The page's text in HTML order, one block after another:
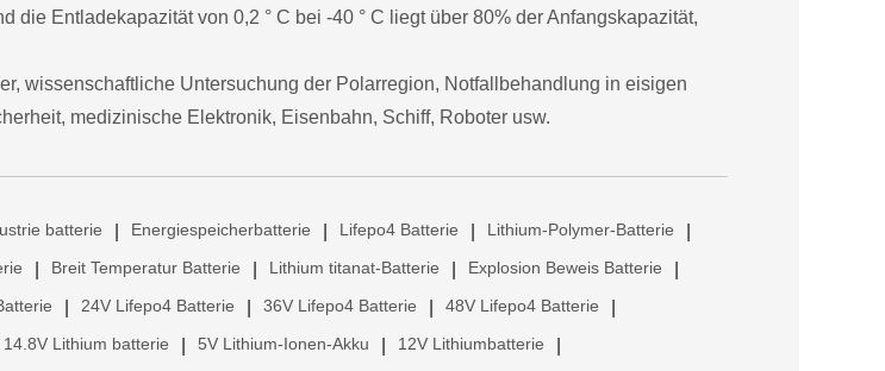
die Entladekapazität von 0,2 ° C bei -40 ° C liegt über 80% der Anfangskapazität,
wissenschaftliche Untersuchung der Polarregion, Notfallbehandlung in eisigen
medizinische Elektronik, Eisenbahn, Schiff, Roboter usw.
batterie Energiespeicherbatterie Lifepo4 Batterie Lithium-Polymer-Batterie
Breit Temperatur Batterie Lithium titanat-Batterie Explosion Beweis Batterie
24V Lifepo4 Batterie 36V Lifepo4 Batterie 48V Lifepo4 Batterie
14.8V Lithium batterie 5V Lithium-Ionen-Akku 12V Lithiumbatterie